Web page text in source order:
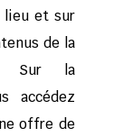
lieu et sur
de la
! Sur la
accédez
offre de